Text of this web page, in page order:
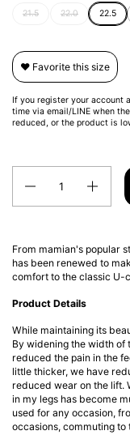
21.5 22.0 22.5
❤️ Favorite this size
If you register your account
time via email/LINE when
reduced, or the product is
From mamian's popular
has been renewed to
comfort to the classic U-
Product Details
While maintaining its
By widening the width of
reduced the pain in the
little thicker, we have
reduced wear on the lift.
in my legs has become
used for any occasion,
occasions, commuting